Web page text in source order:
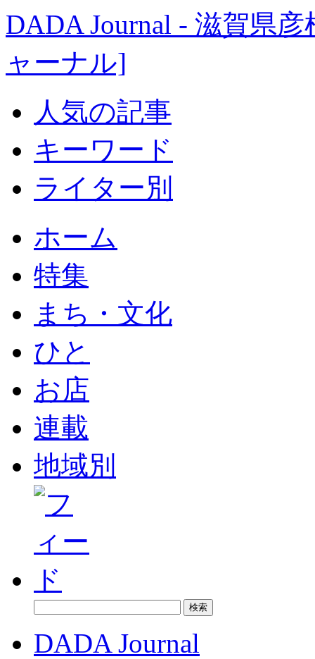
DADA Journal - 滋賀県
ャーナル]
人気の記事
キーワード
ライター別
ホーム
特集
まち・文化
ひと
お店
連載
地域別
DADA Journal